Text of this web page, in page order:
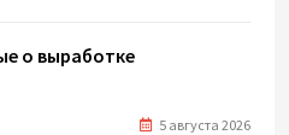
о выработке
5 августа 2026